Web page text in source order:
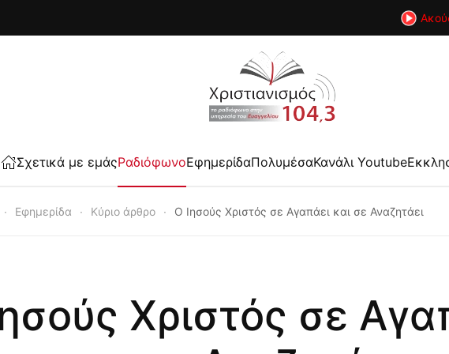
Σχετικά με εμάςΡαδιόφωνοΕφημερίδαΠολυμέσαΚανάλι Youtube
Εφημερίδα Κύριο άρθρο Ο Ιησούς Χριστός σε Αγαπάει και σε Αναζητάει
Χριστός σε